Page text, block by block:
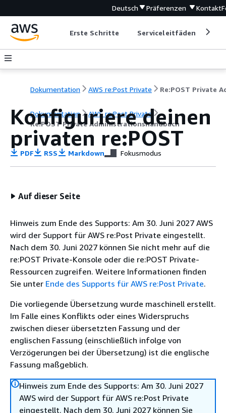
Deutsch Präferenzen Kontakt
Erste Schritte Serviceleitfäden
Dokumentation AWS re:Post Private
Dokumentation
AWS re:Post Private
Re:POST Private Administrationshandbuch
Konfiguriere deinen
privaten re:POST
PDF RSS Markdown Fokusmodus
Auf dieser Seite
Hinweis zum Ende des Supports: Am 30. Juni 2027 AWS
wird der Support für AWS re:Post Private eingestellt.
Nach dem 30. Juni 2027 können Sie nicht mehr auf die
re:POST Private-Konsole oder die re:POST Private-
Ressourcen zugreifen. Weitere Informationen finden
Sie unter Ende des Supports für AWS re:Post Private.
Die vorliegende Übersetzung wurde maschinell erstellt.
Im Falle eines Konflikts oder eines Widerspruchs
zwischen dieser übersetzten Fassung und der
englischen Fassung (einschließlich infolge von
Verzögerungen bei der Übersetzung) ist die englische
Fassung maßgeblich.
Hinweis zum Ende des Supports: Am 30. Juni 2027
AWS wird der Support für AWS re:Post Private
eingestellt. Nach dem 30. Juni 2027 können Sie